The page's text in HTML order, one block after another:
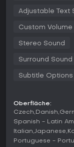
Mode ortet
als Ablenkung
ergänzen das
Schwierigkeitsgrad.
The Last of Us
Kampagne, die
der Reise von
unterbrochen von
Adjustable Text
Custom
Stereo Sound
Surround Sound
Subtitle Options
Oberfläche:
Czech Danish
Spanish - Latin
Italian Japanese
Portuguese -